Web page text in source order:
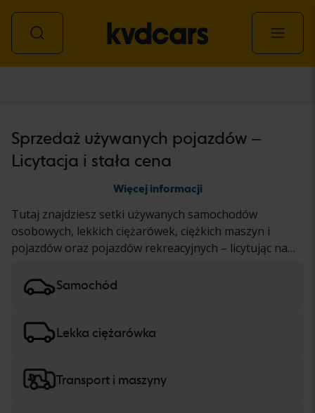
Sprzedaż używanych pojazdów –
Licytacja i stała cena
Więcej informacji
Tutaj znajdziesz setki używanych samochodów
osobowych, lekkich ciężarówek, ciężkich maszyn i
pojazdów oraz pojazdów rekreacyjnych – licytując na
dokładny test KVD lub został udokumentowany w
oparciu o standardowy protokół. Wyniki prezentujemy
samochodów osobowych i lekkich ciężarówek
rekreacyjnych
Samochód
Lekka ciężarówka
Transport i maszyny